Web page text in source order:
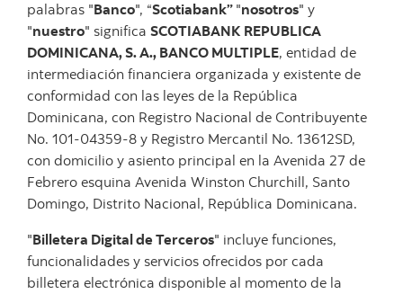
palabras "Banco", “Scotiabank” "nosotros" y
"nuestro" significa SCOTIABANK REPUBLICA
DOMINICANA, S. A., BANCO MULTIPLE, entidad de
intermediación financiera organizada y existente de
conformidad con las leyes de la República
Dominicana, con Registro Nacional de Contribuyente
No. 101-04359-8 y Registro Mercantil No. 13612SD,
con domicilio y asiento principal en la Avenida 27 de
Febrero esquina Avenida Winston Churchill, Santo
Domingo, Distrito Nacional, República Dominicana.
"Billetera Digital de Terceros" incluye funciones,
funcionalidades y servicios ofrecidos por cada
billetera electrónica disponible al momento de la